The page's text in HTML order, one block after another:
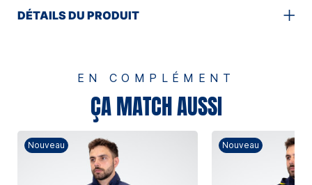
DÉTAILS DU PRODUIT
EN COMPLÉMENT
ÇA MATCH AUSSI
Nouveau Nouveau